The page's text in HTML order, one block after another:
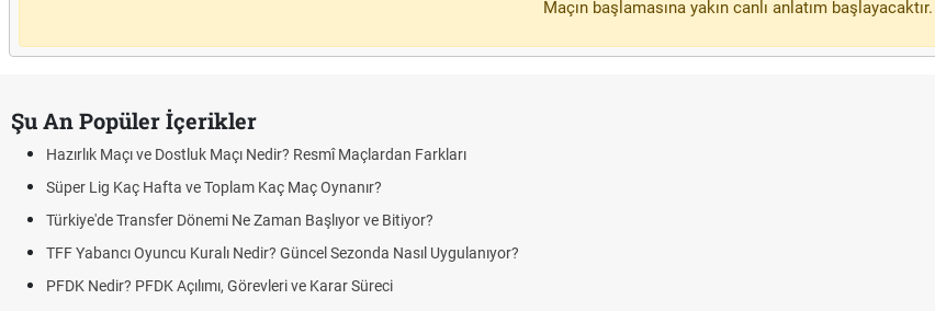
Maçın başlamasına yakın canlı anlatım başlayacaktır.
Şu An Popüler İçerikler
Hazırlık Maçı ve Dostluk Maçı Nedir? Resmî Maçlardan Farkları
Süper Lig Kaç Hafta ve Toplam Kaç Maç Oynanır?
Türkiye'de Transfer Dönemi Ne Zaman Başlıyor ve Bitiyor?
TFF Yabancı Oyuncu Kuralı Nedir? Güncel Sezonda Nasıl Uygulanıyor?
PFDK Nedir? PFDK Açılımı, Görevleri ve Karar Süreci